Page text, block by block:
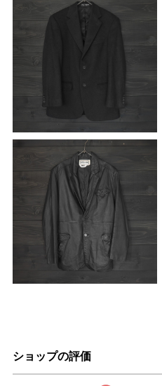
ショップの評価